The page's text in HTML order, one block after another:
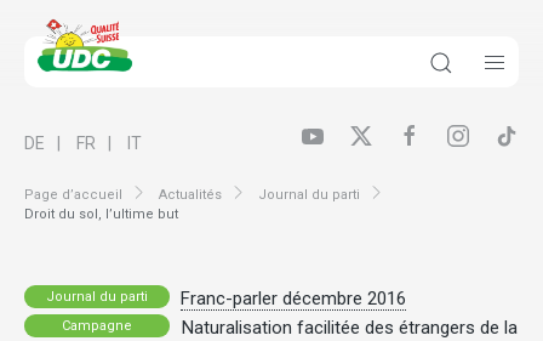
Page d’accueil Actualités
Journal du parti
Droit du sol, l’ultime but
DE FR IT
Journal du parti Franc-parler décembre 2016
Campagne
Naturalisation facilitée des étrangers de la